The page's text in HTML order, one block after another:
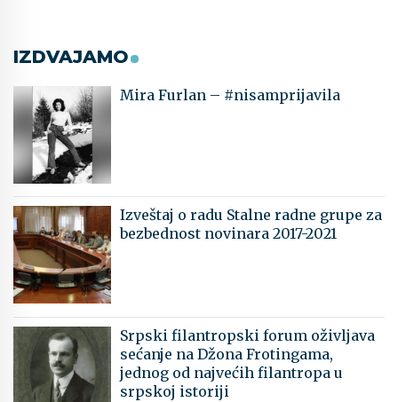
IZDVAJAMO
Mira Furlan – #nisamprijavila
Izveštaj o radu Stalne radne grupe za
bezbednost novinara 2017-2021
Srpski filantropski forum oživljava
sećanje na Džona Frotingama,
jednog od najvećih filantropa u
srpskoj istoriji